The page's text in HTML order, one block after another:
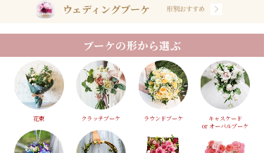
ウェディングブーケ 形別おすすめ
ブーケの形から選ぶ
花束 クラッチブーケ ラウンドブーケ
キャスケード
or オーバルブーケ